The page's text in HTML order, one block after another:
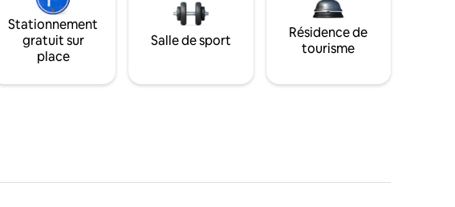
Stationnement
gratuit sur
place
Salle de sport
Résidence de
tourisme